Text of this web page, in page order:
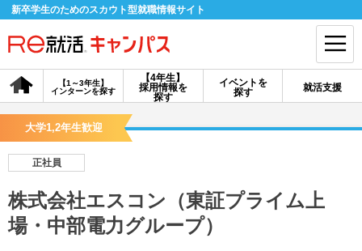
新卒学生のためのスカウト型就職情報サイト
【4年生】
採用情報を
探す
【1～3年生】
インターンを探す
イベントを
探す
就活支援
会員登録 ログイン
探す
【4年生】
【4年生】
大学1,2年生歓迎
正社員
株式会社エスコン（東証プライム上
場・中部電力グループ）